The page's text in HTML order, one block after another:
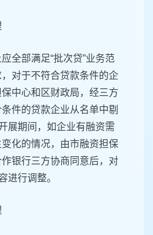
全部满足“批次贷”业务范
对于不符合贷款条件的企
中心和区财政局，经三方
件的贷款企业从名单中剔
展期间，如企业有融资需
化的情况，由市融资担保
银行三方协商同意后，对
进行调整。